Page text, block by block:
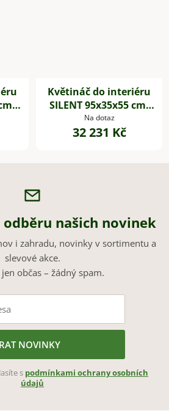
Květináč do interiéru
SILENT 95x35x55 cm,
dřevěné akustické
desky,hnědá
Na dotaz
32 231 Kč
našich novinek
i zahradu, novinky v sortimentu a
slevové akce.
občas – žádný spam.
NOVINKY
s podmínkami ochrany osobních
údajů